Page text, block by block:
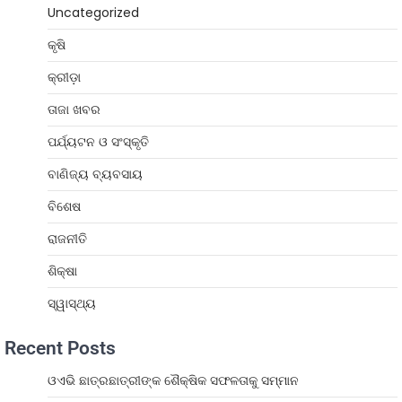
Uncategorized
କୃଷି
କ୍ରୀଡ଼ା
ତାଜା ଖବର
ପର୍ଯ୍ୟଟନ ଓ ସଂସ୍କୃତି
ବାଣିଜ୍ୟ ବ୍ୟବସାୟ
ବିଶେଷ
ରାଜନୀତି
ଶିକ୍ଷା
ସ୍ୱାସ୍ଥ୍ୟ
Recent Posts
ଓଏଭି ଛାତ୍ରଛାତ୍ରୀଙ୍କ ଶୈକ୍ଷିକ ସଫଳତାକୁ ସମ୍ମାନ